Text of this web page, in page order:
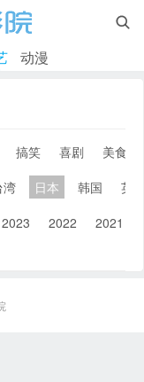

动漫
搞笑 喜剧
美食
湾 日本 韩国
英
2023 2022 2021